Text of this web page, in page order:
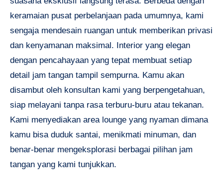
keramaian pusat perbelanjaan pada umumnya, kami
sengaja mendesain ruangan untuk memberikan privasi
dan kenyamanan maksimal. Interior yang elegan
dengan pencahayaan yang tepat membuat setiap
detail jam tangan tampil sempurna. Kamu akan
disambut oleh konsultan kami yang berpengetahuan,
siap melayani tanpa rasa terburu-buru atau tekanan.
Kami menyediakan area lounge yang nyaman dimana
kamu bisa duduk santai, menikmati minuman, dan
benar-benar mengeksplorasi berbagai pilihan jam
tangan yang kami tunjukkan.